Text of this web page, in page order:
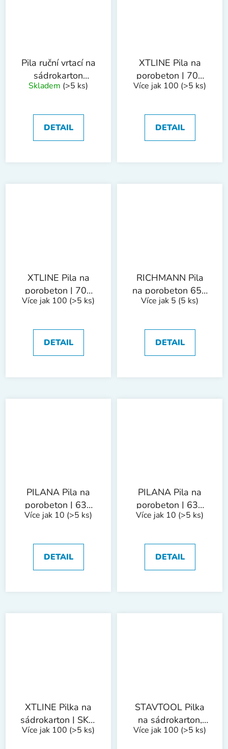
Pila ruční vrtací na
sádrokarton
300mm
Skladem (>5 ks)
DETAIL
XTLINE Pila na
porobeton | 700
mm, 17 zubů
Více jak 100 (>5 ks)
DETAIL
XTLINE Pila na
porobeton | 700
mm, 34 zubů
Více jak 100 (>5 ks)
DETAIL
RICHMANN Pila
na porobeton 650
mm
Více jak 5 (5 ks)
DETAIL
PILANA Pila na
porobeton | 630
mm / 17 zubů
Více jak 10 (>5 ks)
DETAIL
PILANA Pila na
porobeton | 630
mm / 34 zubů
Více jak 10 (>5 ks)
DETAIL
XTLINE Pilka na
sádrokarton | SK5,
150 mm
Více jak 100 (>5 ks)
STAVTOOL Pilka
na sádrokarton,
softgrip rukojeť |
Více jak 100 (>5 ks)